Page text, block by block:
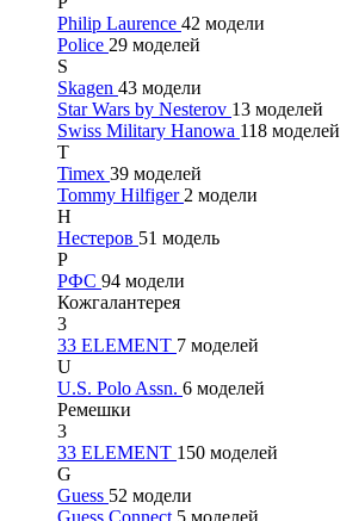
Philip Laurence 42 модели
Police 29 моделей
S
Skagen 43 модели
Star Wars by Nesterov 13 моделей
Swiss Military Hanowa 118 моделей
T
Timex 39 моделей
Tommy Hilfiger 2 модели
Н
Нестеров 51 модель
Р
РФС 94 модели
Кожгалантерея
3
33 ELEMENT 7 моделей
U
U.S. Polo Assn. 6 моделей
Ремешки
3
33 ELEMENT 150 моделей
G
Guess 52 модели
Guess Connect 5 моделей